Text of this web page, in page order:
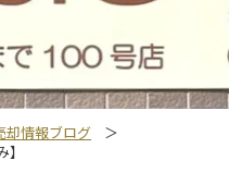
却情報ブログ
＞